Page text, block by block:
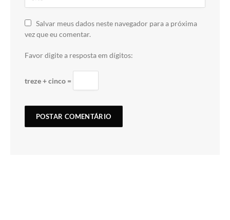
Salvar meus dados neste navegador para a próxima
vez que eu comentar.
Favor digite a resposta em dígitos:
treze + cinco =